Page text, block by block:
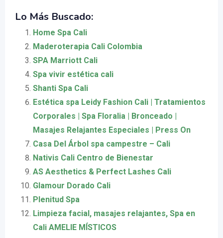
Lo Más Buscado:
Home Spa Cali
Maderoterapia Cali Colombia
SPA Marriott Cali
Spa vivir estética cali
Shanti Spa Cali
Estética spa Leidy Fashion Cali | Tratamientos
Corporales | Spa Floralia | Bronceado |
Masajes Relajantes Especiales | Press On
Casa Del Árbol spa campestre – Cali
Nativis Cali Centro de Bienestar
AS Aesthetics & Perfect Lashes Cali
Glamour Dorado Cali
Plenitud Spa
Limpieza facial, masajes relajantes, Spa en
Cali AMELIE MÍSTICOS